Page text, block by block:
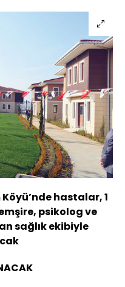
hastalar, 1
psikolog ve
sağlık ekibiyle